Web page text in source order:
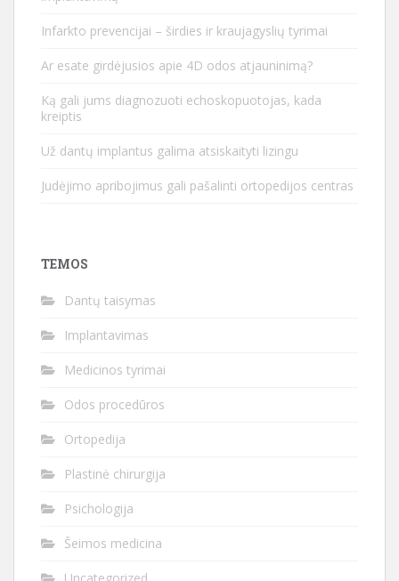
Infarkto prevencijai – širdies ir kraujagyslių tyrimai
Ar esate girdėjusios apie 4D odos atjauninimą?
Ką gali jums diagnozuoti echoskopuotojas, kada
kreiptis
Už dantų implantus galima atsiskaityti lizingu
Judėjimo apribojimus gali pašalinti ortopedijos centras
TEMOS
Dantų taisymas
Implantavimas
Medicinos tyrimai
Odos procedūros
Ortopedija
Plastinė chirurgija
Psichologija
Šeimos medicina